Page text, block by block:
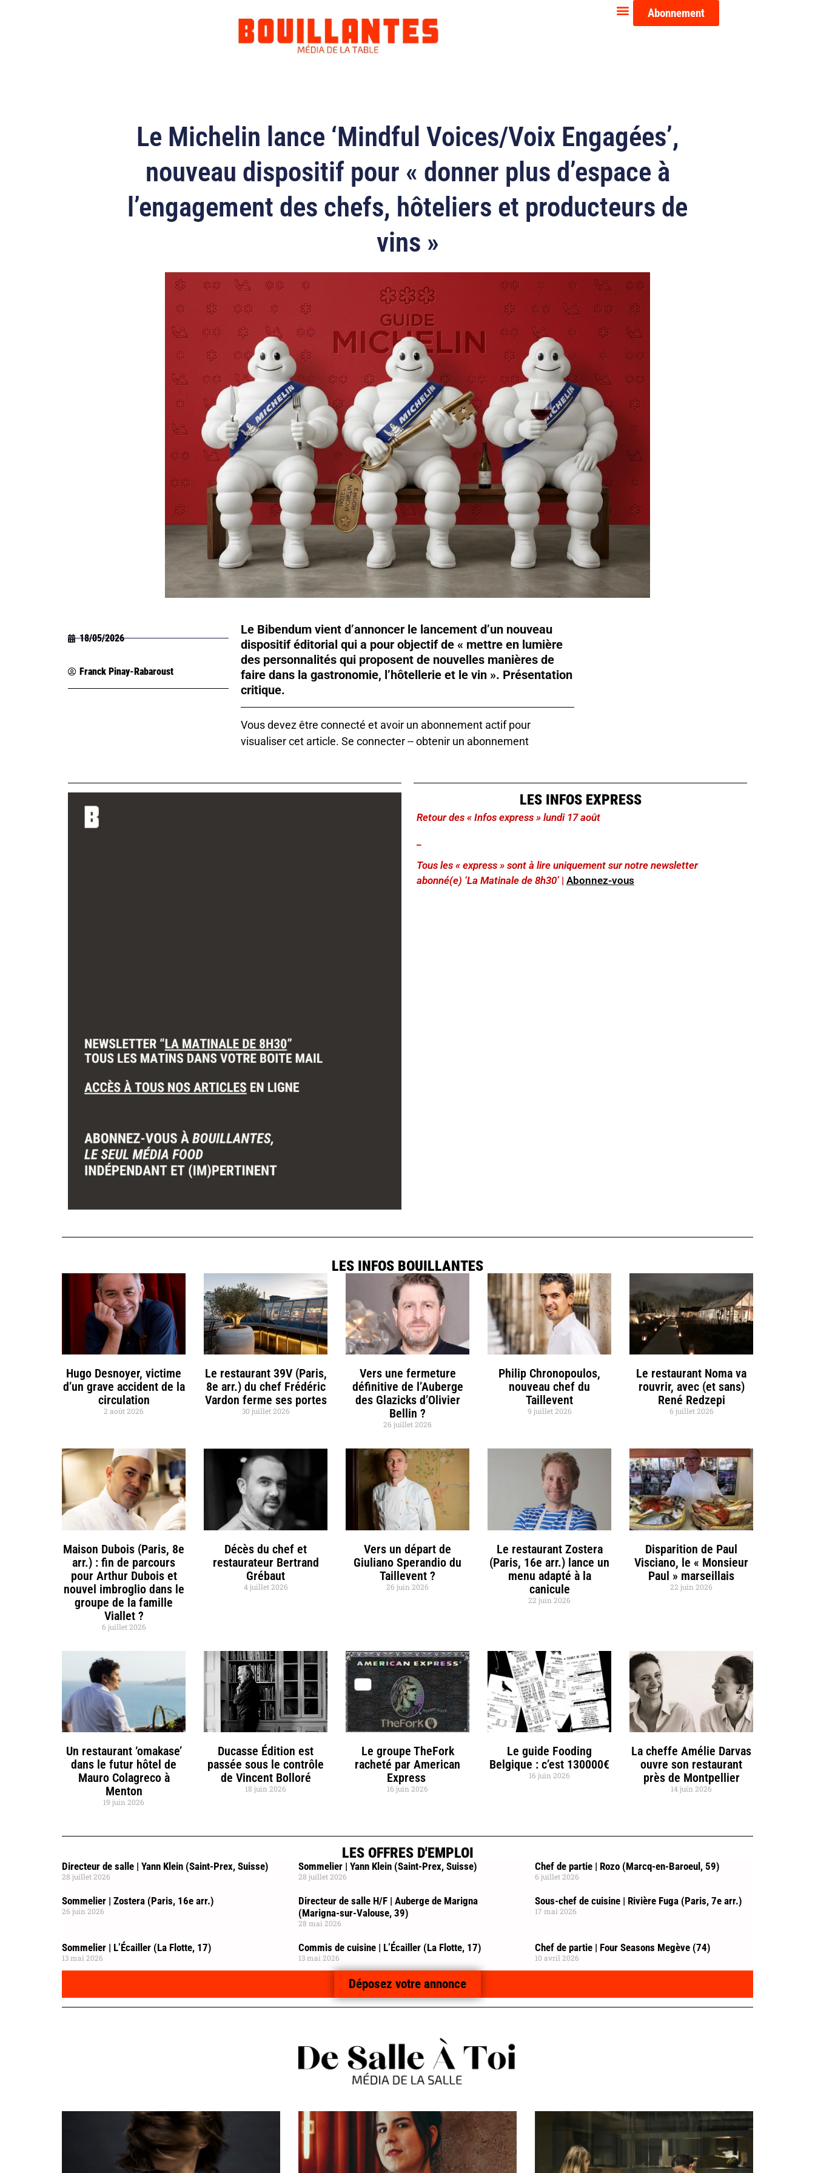
Abonnement
Le Michelin lance ‘Mindful Voices/Voix Engagées’,
nouveau dispositif pour « donner plus d’espace à
l’engagement des chefs, hôteliers et producteurs de
vins »
18/05/2026
Franck Pinay-Rabaroust
Le Bibendum vient d’annoncer le lancement d’un nouveau
dispositif éditorial qui a pour objectif de « mettre en lumière
des personnalités qui proposent de nouvelles manières de
faire dans la gastronomie, l’hôtellerie et le vin ». Présentation
critique.
Vous devez être connecté et avoir un abonnement actif pour
visualiser cet article. Se connecter--obtenir un abonnement
LES INFOS EXPRESS
Retour des « Infos express » lundi 17 août
Tous les « express » sont à lire uniquement sur notre newsletter
abonné(e) ‘La Matinale de 8h30’ | Abonnez-vous
LES INFOS BOUILLANTES
Hugo Desnoyer, victime
d’un grave accident de la
circulation
2 août 2026
Le restaurant 39V (Paris,
8e arr.) du chef Frédéric
Vardon ferme ses portes
30 juillet 2026
Vers une fermeture
définitive de l’Auberge
des Glazicks d’Olivier
Bellin ?
26 juillet 2026
Philip Chronopoulos,
nouveau chef du
Taillevent
9 juillet 2026
Le restaurant Noma va
rouvrir, avec (et sans)
René Redzepi
6 juillet 2026
Maison Dubois (Paris, 8e
arr.) : fin de parcours
pour Arthur Dubois et
nouvel imbroglio dans le
groupe de la famille
Viallet ?
6 juillet 2026
Décès du chef et
restaurateur Bertrand
Grébaut
4 juillet 2026
Vers un départ de
Giuliano Sperandio du
Taillevent ?
26 juin 2026
Le restaurant Zostera
(Paris, 16e arr.) lance un
menu adapté à la
canicule
22 juin 2026
Disparition de Paul
Visciano, le « Monsieur
Paul » marseillais
22 juin 2026
Un restaurant ‘omakase’
dans le futur hôtel de
Mauro Colagreco à
Menton
19 juin 2026
Ducasse Édition est
passée sous le contrôle
de Vincent Bolloré
18 juin 2026
Le groupe TheFork
racheté par American
Express
16 juin 2026
Le guide Fooding
Belgique : c’est 130000€
16 juin 2026
La cheffe Amélie Darvas
ouvre son restaurant
près de Montpellier
14 juin 2026
LES OFFRES D'EMPLOI
Directeur de salle | Yann Klein (Saint-Prex, Suisse)
28 juillet 2026
Sommelier | Yann Klein (Saint-Prex, Suisse)
28 juillet 2026
Chef de partie | Rozo (Marcq-en-Baroeul, 59)
6 juillet 2026
Sommelier | Zostera (Paris, 16e arr.)
26 juin 2026
Directeur de salle H/F | Auberge de Marigna
(Marigna-sur-Valouse, 39)
28 mai 2026
Sous-chef de cuisine | Rivière Fuga (Paris, 7e arr.)
17 mai 2026
Sommelier | L’Écailler (La Flotte, 17)
13 mai 2026
Commis de cuisine | L’Écailler (La Flotte, 17)
13 mai 2026
Chef de partie | Four Seasons Megève (74)
10 avril 2026
Déposez votre annonce